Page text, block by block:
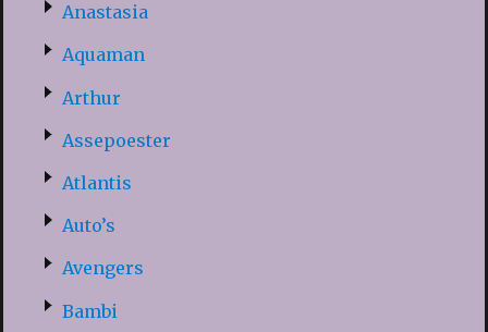
Anastasia
Aquaman
Arthur
Assepoester
Atlantis
Auto’s
Avengers
Bambi